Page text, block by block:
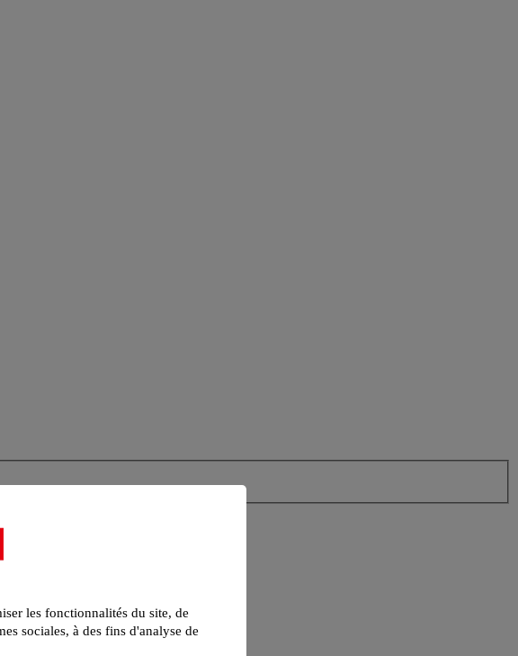
les fonctionnalités du site, de
sociales, à des fins d'analyse de